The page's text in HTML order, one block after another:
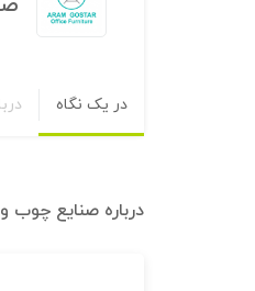
در یک نگاه
درباره صنایع چوب و